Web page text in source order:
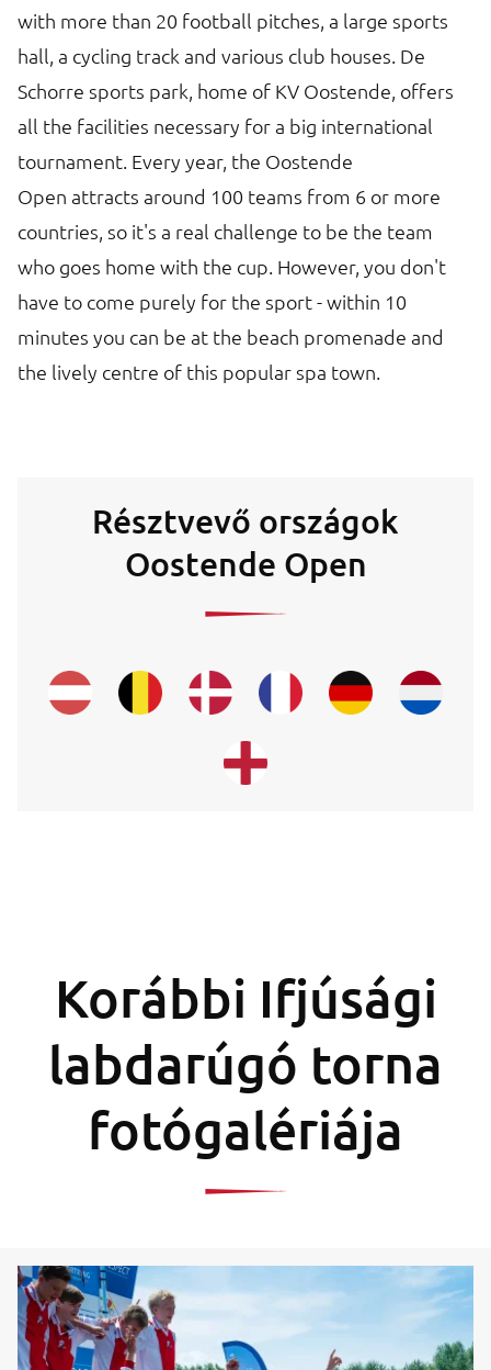
with more than 20 football pitches, a large sports
hall, a cycling track and various club houses. De
Schorre sports park, home of KV Oostende, offers
all the facilities necessary for a big international
tournament. Every year, the Oostende
Open attracts around 100 teams from 6 or more
countries, so it's a real challenge to be the team
who goes home with the cup. However, you don't
have to come purely for the sport - within 10
minutes you can be at the beach promenade and
the lively centre of this popular spa town.
Résztvevő országok
Oostende Open
Korábbi Ifjúsági
labdarúgó torna
fotógalériája